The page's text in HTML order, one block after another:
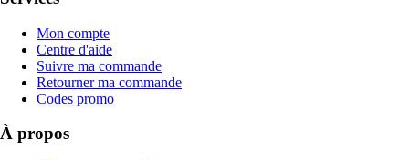
Mon compte
Centre d'aide
Suivre ma commande
Retourner ma commande
Codes promo
À propos